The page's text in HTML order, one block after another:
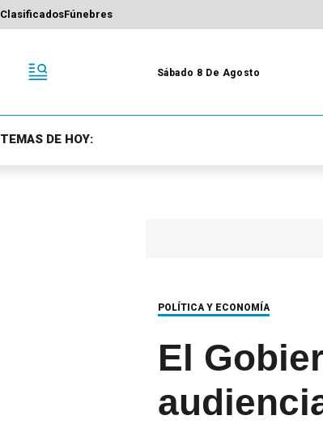
ClasificadosFúnebres
Sábado 8 De Agosto
TEMAS DE HOY:
POLÍTICA Y ECONOMÍA
El